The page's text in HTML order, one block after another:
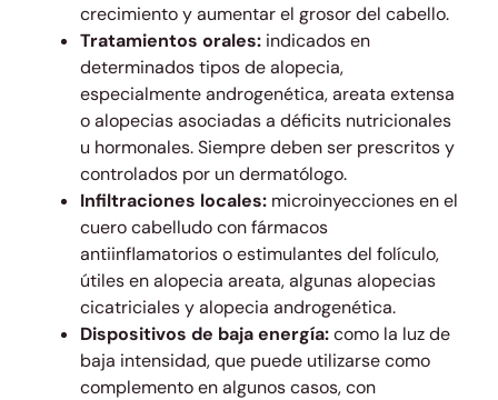
crecimiento y aumentar el grosor del cabello.
Tratamientos orales: indicados en
determinados tipos de alopecia,
especialmente androgenética, areata extensa
o alopecias asociadas a déficits nutricionales
u hormonales. Siempre deben ser prescritos y
controlados por un dermatólogo.
Infiltraciones locales: microinyecciones en el
cuero cabelludo con fármacos
antiinflamatorios o estimulantes del folículo,
útiles en alopecia areata, algunas alopecias
cicatriciales y alopecia androgenética.
Dispositivos de baja energía:como la luz de
baja intensidad, que puede utilizarse como
complemento en algunos casos, con